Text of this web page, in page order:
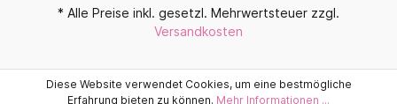
* Alle Preise inkl. gesetzl. Mehrwertsteuer zzgl.
Versandkosten
Diese Website verwendet Cookies, um eine bestmögliche
Erfahrung bieten zu können. Mehr Informationen ...